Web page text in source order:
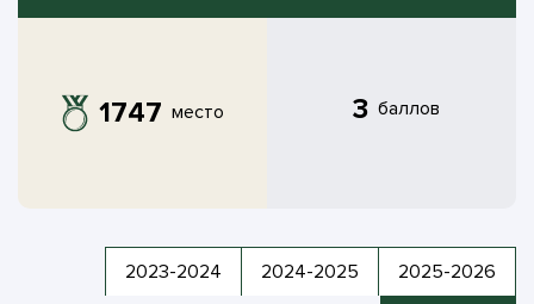
1747 место 3 баллов
2023-2024 2024-2025 2025-2026